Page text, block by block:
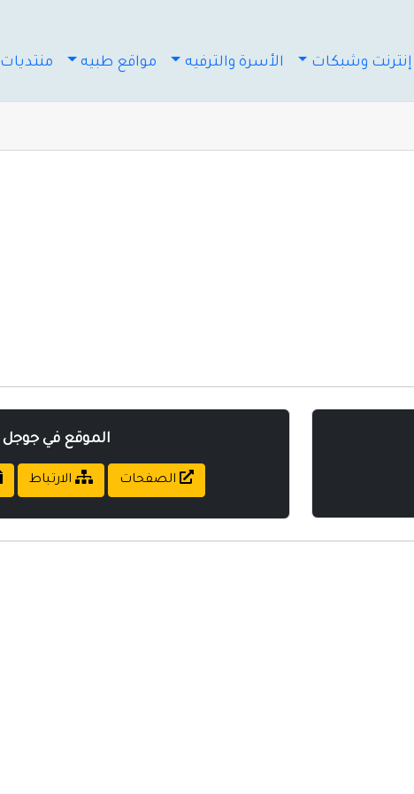
إنترنت وشبكات الأسرة والترفيه مواقع طبيه منتديات
الموقع في جوجل
الصفحات الارتباط